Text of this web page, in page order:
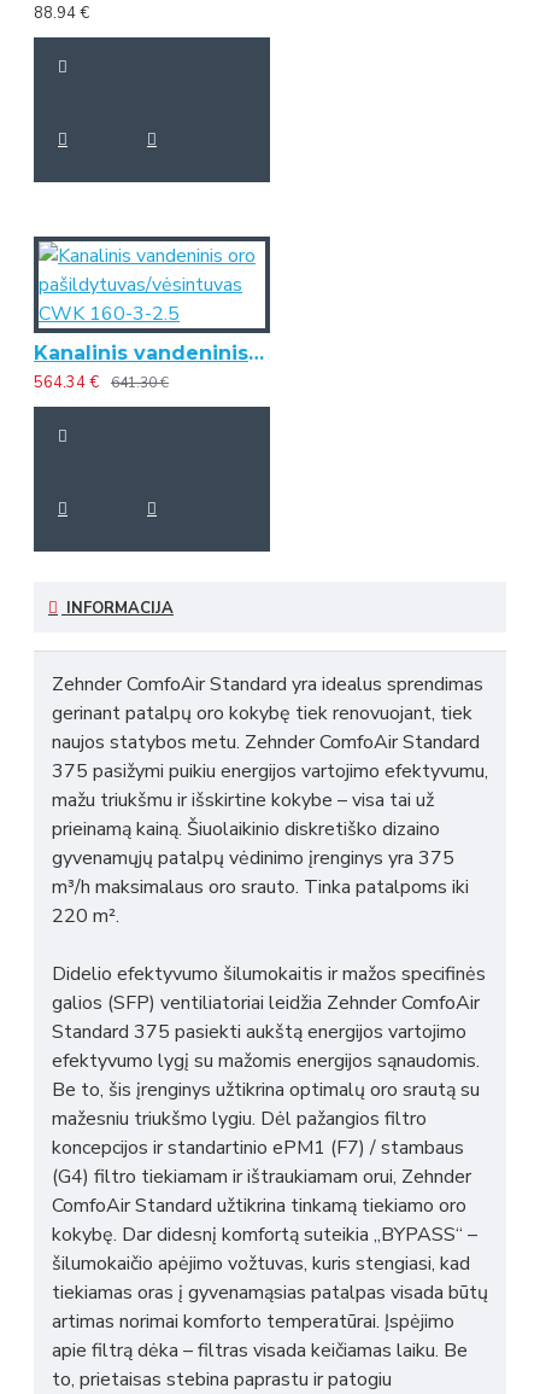
88.94 €
Kanalinis vandeninis oro pašildytuvas/vėsintuvas CWK 160-3-2.5
564.34 € 641.30 €
INFORMACIJA
Zehnder ComfoAir Standard yra idealus sprendimas
gerinant patalpų oro kokybę tiek renovuojant, tiek
naujos statybos metu. Zehnder ComfoAir Standard
375 pasižymi puikiu energijos vartojimo efektyvumu,
mažu triukšmu ir išskirtine kokybe – visa tai už
prieinamą kainą. Šiuolaikinio diskretiško dizaino
gyvenamųjų patalpų vėdinimo įrenginys yra 375
m³/h maksimalaus oro srauto. Tinka patalpoms iki
220 m².
Didelio efektyvumo šilumokaitis ir mažos specifinės
galios (SFP) ventiliatoriai leidžia Zehnder ComfoAir
Standard 375 pasiekti aukštą energijos vartojimo
efektyvumo lygį su mažomis energijos sąnaudomis.
Be to, šis įrenginys užtikrina optimalų oro srautą su
mažesniu triukšmo lygiu. Dėl pažangios filtro
koncepcijos ir standartinio ePM1 (F7) / stambaus
(G4) filtro tiekiamam ir ištraukiamam orui, Zehnder
ComfoAir Standard užtikrina tinkamą tiekiamo oro
kokybę. Dar didesnį komfortą suteikia „BYPASS“ –
šilumokaičio apėjimo vožtuvas, kuris stengiasi, kad
tiekiamas oras į gyvenamąsias patalpas visada būtų
artimas norimai komforto temperatūrai. Įspėjimo
apie filtrą dėka – filtras visada keičiamas laiku. Be
to, prietaisas stebina paprastu ir patogiu